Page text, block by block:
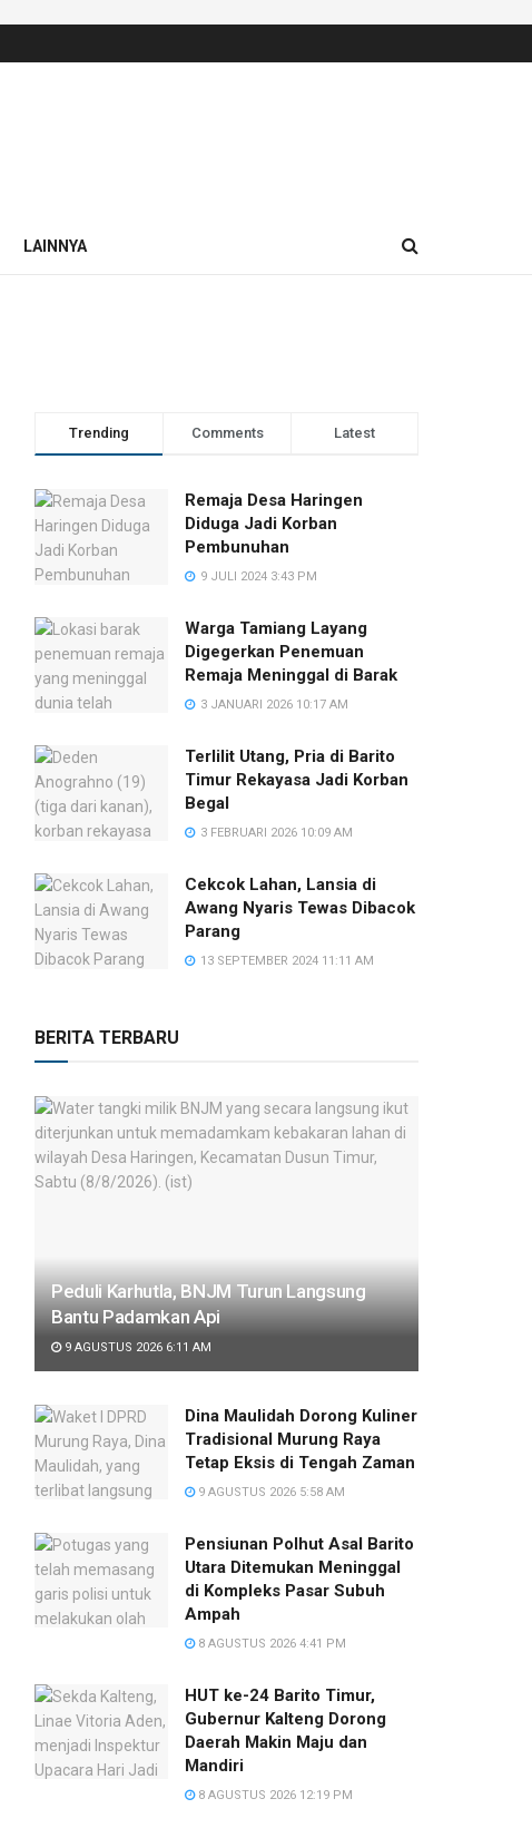
LAINNYA
Trending Comments Latest
Remaja Desa Haringen
Diduga Jadi Korban
Pembunuhan
9 JULI 2024 3:43 PM
Warga Tamiang Layang
Digegerkan Penemuan
Remaja Meninggal di Barak
3 JANUARI 2026 10:17 AM
Terlilit Utang, Pria di Barito
Timur Rekayasa Jadi Korban
Begal
3 FEBRUARI 2026 10:09 AM
Cekcok Lahan, Lansia di
Awang Nyaris Tewas Dibacok
Parang
13 SEPTEMBER 2024 11:11 AM
BERITA TERBARU
Peduli Karhutla, BNJM Turun Langsung
Bantu Padamkan Api
9 AGUSTUS 2026 6:11 AM
Dina Maulidah Dorong Kuliner
Tradisional Murung Raya
Tetap Eksis di Tengah Zaman
9 AGUSTUS 2026 5:58 AM
Pensiunan Polhut Asal Barito
Utara Ditemukan Meninggal
di Kompleks Pasar Subuh
Ampah
8 AGUSTUS 2026 4:41 PM
HUT ke-24 Barito Timur,
Gubernur Kalteng Dorong
Daerah Makin Maju dan
Mandiri
8 AGUSTUS 2026 12:19 PM